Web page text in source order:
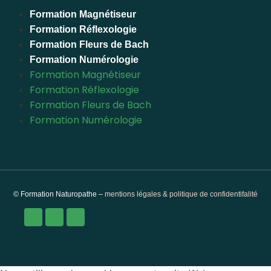
Formation Magnétiseur
Formation Réflexologie
Formation Fleurs de Bach
Formation Numérologie
Formation Magnétiseur
Formation Réflexologie
Formation Fleurs de Bach
Formation Numérologie
© Formation Naturopathe – mentions légales & politique de confidentifalité